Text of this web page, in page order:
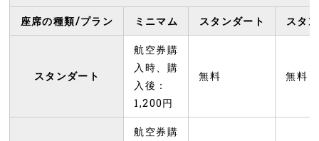
座席の種類/プラン ミニマム スタンダート スタ
スタンダート
航空券購
入時、購
入後：
1,200円
無料 無料
航空券購